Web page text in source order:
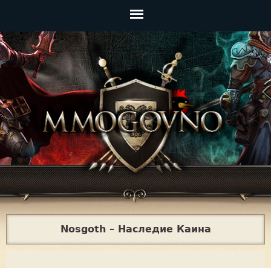
Главное
меню
Jump to navigation
Nosgoth – Наследие Каина